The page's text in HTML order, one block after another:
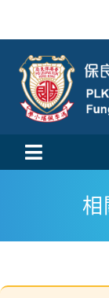
content
Toggle
活動消息
相